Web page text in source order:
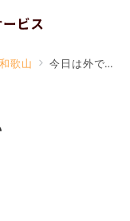
歌山 今日は外で、のんびり♪